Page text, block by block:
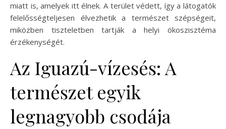
miatt is, amelyek itt élnek. A terület védett, így a látogatók
felelősségteljesen élvezhetik a természet szépségeit,
miközben tiszteletben tartják a helyi ökoszisztéma
érzékenységét.
Az Iguazú-vízesés: A
természet egyik
legnagyobb csodája